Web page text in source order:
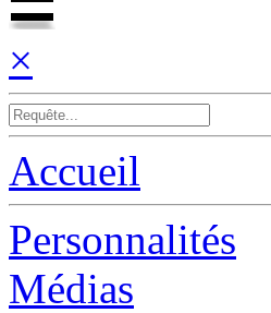
×
Accueil
Personnalités
Médias